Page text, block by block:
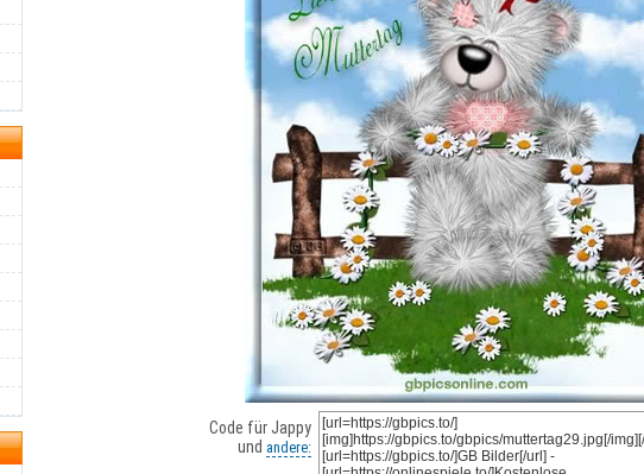
Code für Jappy
und andere: